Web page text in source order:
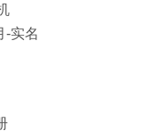
-实名